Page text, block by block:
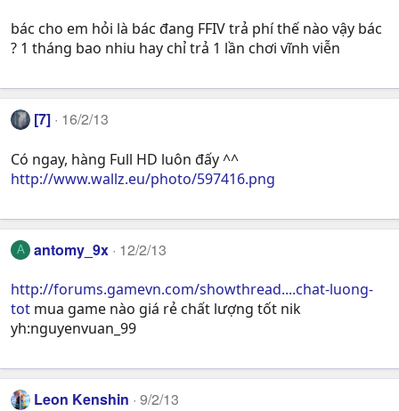
bác cho em hỏi là bác đang FFIV trả phí thế nào vậy bác
? 1 tháng bao nhiu hay chỉ trả 1 lần chơi vĩnh viễn
[7] 16/2/13
Có ngay, hàng Full HD luôn đấy ^^
http://www.wallz.eu/photo/597416.png
A antomy_9x 12/2/13
http://forums.gamevn.com/showthread....chat-luong-
tot mua game nào giá rẻ chất lượng tốt nik
yh:nguyenvuan_99
Leon Kenshin 9/2/13